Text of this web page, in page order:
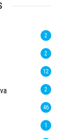
2
2
12
2
46
1